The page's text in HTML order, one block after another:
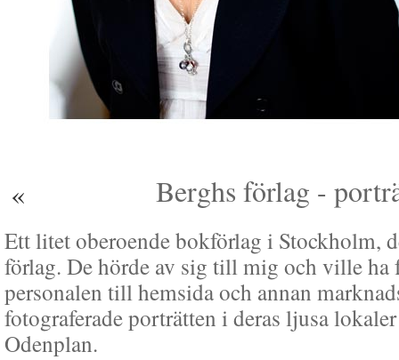
« Berghs förlag -
Ett litet oberoende bokförlag i Stockholm,
förlag. De hörde av sig till mig och ville ha
personalen till hemsida och annan
fotograferade porträtten i deras ljusa
Odenplan.